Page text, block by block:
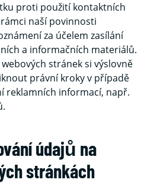
proti použití kontaktních
naší povinnosti
za účelem zasílání
a informačních materiálů.
stránek si výslovně
právní kroky v případě
reklamních informací, např.
údajů na
stránkách